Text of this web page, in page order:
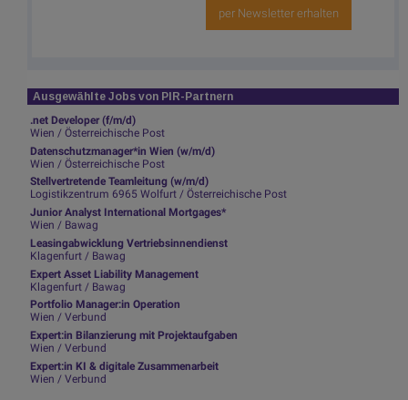
per Newsletter erhalten
Ausgewählte Jobs von PIR-Partnern
.net Developer (f/m/d)
Wien / Österreichische Post
Datenschutzmanager*in Wien (w/m/d)
Wien / Österreichische Post
Stellvertretende Teamleitung (w/m/d)
Logistikzentrum 6965 Wolfurt / Österreichische Post
Junior Analyst International Mortgages*
Wien / Bawag
Leasingabwicklung Vertriebsinnendienst
Klagenfurt / Bawag
Expert Asset Liability Management
Klagenfurt / Bawag
Portfolio Manager:in Operation
Wien / Verbund
Expert:in Bilanzierung mit Projektaufgaben
Wien / Verbund
Expert:in KI & digitale Zusammenarbeit
Wien / Verbund